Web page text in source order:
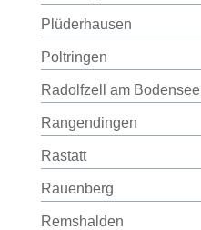
Plüderhausen
Poltringen
Radolfzell am Bodensee
Rangendingen
Rastatt
Rauenberg
Remshalden